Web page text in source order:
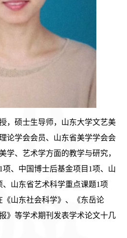
， 硕士生导师， 山东大学文艺美
论学会会员、山东省美学学会会
学、艺术学方面的教学与研究，
1项、中国博士后基金项目1项、山
山东省艺术科学重点课题1项
山东社会科学》、《东岳论
》等学术期刊发表学术论文十几